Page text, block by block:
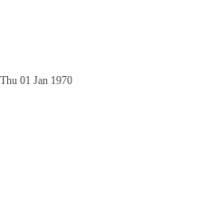
Thu 01 Jan 1970